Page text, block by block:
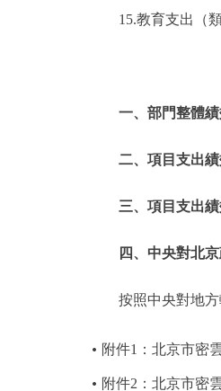
15.教育支出（
一、部門整體
二、項目支出
三、項目支出
四、中央對北
按照中央對地
附件1：北京市密
附件2：北京市密